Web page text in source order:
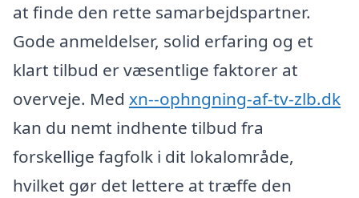
at finde den rette samarbejdspartner.
Gode anmeldelser, solid erfaring og et
klart tilbud er væsentlige faktorer at
overveje. Med xn--ophngning-af-tv-zlb.dk
kan du nemt indhente tilbud fra
forskellige fagfolk i dit lokalområde,
hvilket gør det lettere at træffe den